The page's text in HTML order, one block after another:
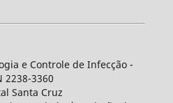
e Controle de Infecção -
2238-3360
Santa Cruz